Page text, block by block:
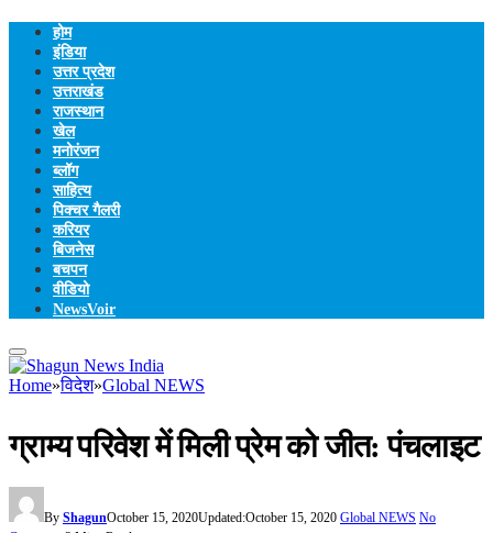
होम
इंडिया
उत्तर प्रदेश
उत्तराखंड
राजस्थान
खेल
मनोरंजन
ब्लॉग
साहित्य
पिक्चर गैलरी
करियर
बिजनेस
बचपन
वीडियो
NewsVoir
Home»विदेश»Global NEWS
ग्राम्य परिवेश में मिली प्रेम को जीत: पंचलाइट
By ShagunOctober 15, 2020Updated:October 15, 2020 Global NEWS No